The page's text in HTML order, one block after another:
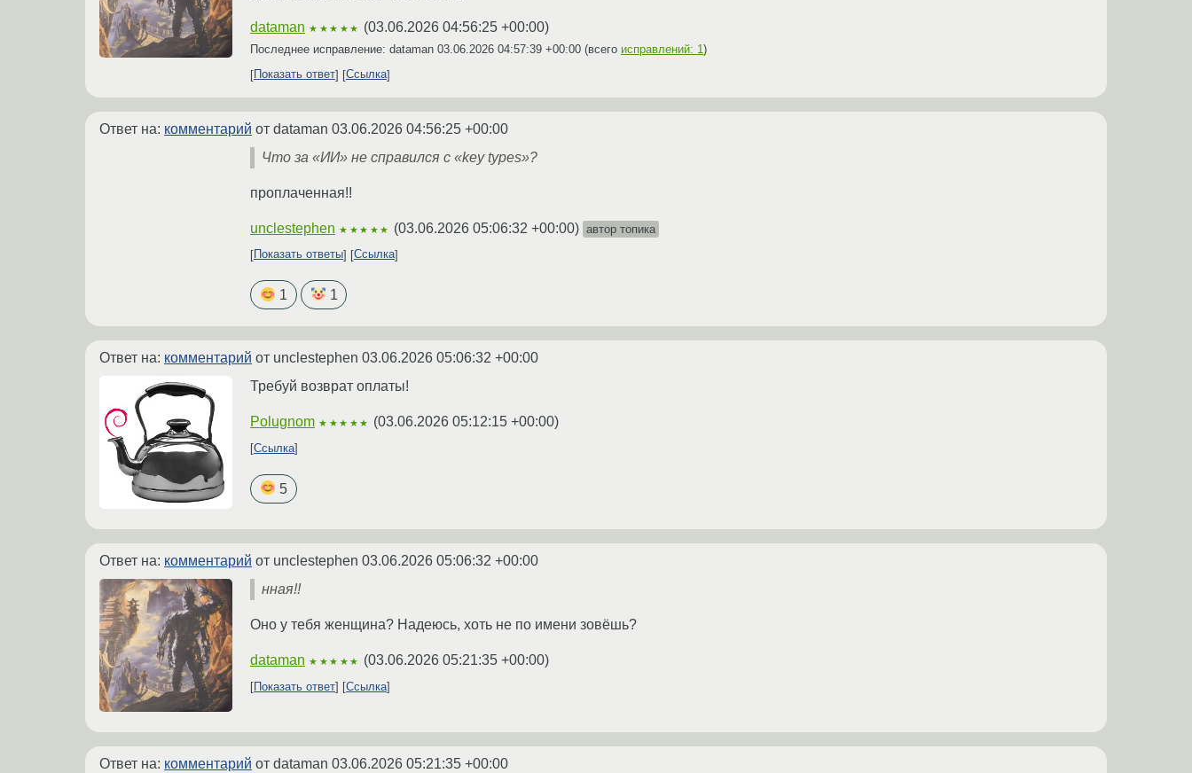
dataman ★★★★★ (03.06.2026 04:56:25 +00:00)
Последнее исправление: dataman 03.06.2026 04:57:39 +00:00 (всего исправлений: 1)
Показать ответ
Ссылка
Ответ на: комментарий от dataman 03.06.2026 04:56:25 +00:00
Что за «ИИ» не справился с «key types»?
проплаченная!!
unclestephen ★★★★★ (03.06.2026 05:06:32 +00:00) автор топика
Показать ответы
Ссылка
1 1
Ответ на: комментарий от unclestephen 03.06.2026 05:06:32 +00:00
Требуй возврат оплаты!
Polugnom ★★★★★ (03.06.2026 05:12:15 +00:00)
Ссылка
5
Ответ на: комментарий от unclestephen 03.06.2026 05:06:32 +00:00
нная!!
Оно у тебя женщина? Надеюсь, хоть не по имени зовёшь?
dataman ★★★★★ (03.06.2026 05:21:35 +00:00)
Показать ответ Ссылка
Ответ на: комментарий от dataman 03.06.2026 05:21:35 +00:00